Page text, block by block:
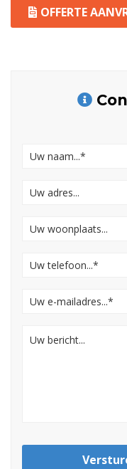
OFFERTE